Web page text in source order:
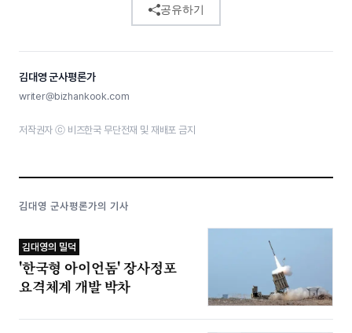
공유하기
김대영 군사평론가
writer@bizhankook.com
저작권자 ⓒ 비즈한국 무단전재 및 재배포 금지
김대영 군사평론가의 기사
김대영의 밀덕
'한국형 아이언돔' 장사정포
요격체계 개발 박차